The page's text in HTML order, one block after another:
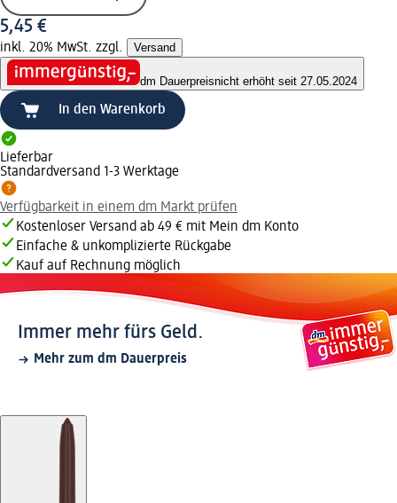
5,45 €
inkl. 20% MwSt. zzgl. Versand
dm Dauerpreisnicht erhöht seit 27.05.2024
In den Warenkorb
Lieferbar
Standardversand 1-3 Werktage
Verfügbarkeit in einem dm Markt prüfen
Kostenloser Versand ab 49 € mit Mein dm Konto
Einfache & unkomplizierte Rückgabe
Kauf auf Rechnung möglich
Immer mehr fürs Geld.
Mehr zum dm Dauerpreis